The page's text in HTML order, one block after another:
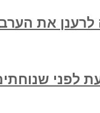
לרענן את הערב
לפני